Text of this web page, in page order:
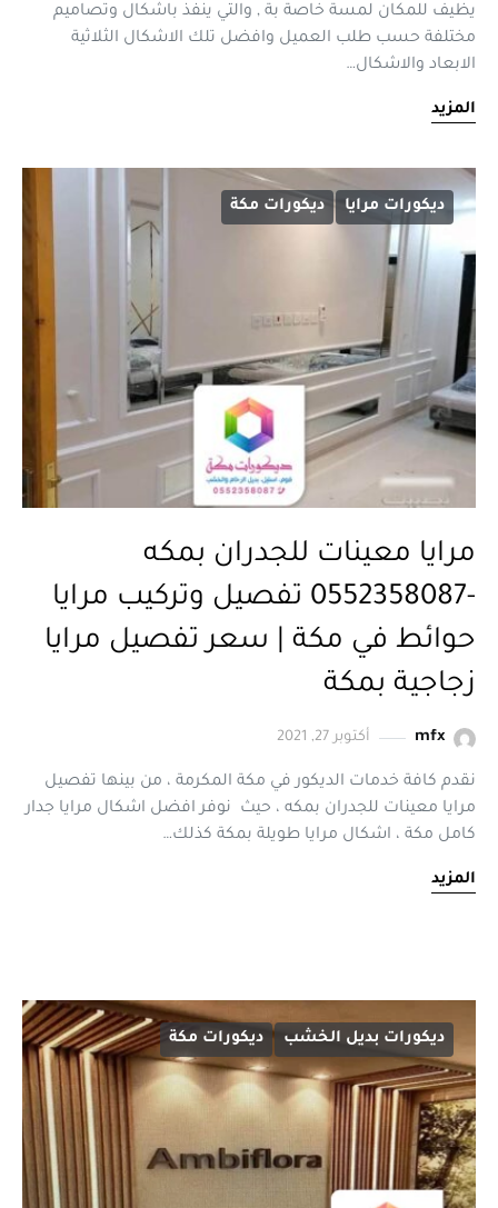
يظيف للمكان لمسة خاصة بة , والتي ينفذ باشكال وتصاميم
مختلفة حسب طلب العميل وافضل تلك الاشكال الثلاثية
الابعاد والاشكال…
المزيد
ديكورات مرايا ديكورات مكة
مرايا معينات للجدران بمكه
-0552358087 تفصيل وتركيب مرايا
حوائط في مكة | سعر تفصيل مرايا
زجاجية بمكة
mfx أكتوبر 27, 2021
نقدم كافة خدمات الديكور في مكة المكرمة ، من بينها تفصيل
مرايا معينات للجدران بمكه ، حيث نوفر افضل اشكال مرايا جدار
كامل مكة ، اشكال مرايا طويلة بمكة كذلك…
المزيد
ديكورات بديل الخشب ديكورات مكة